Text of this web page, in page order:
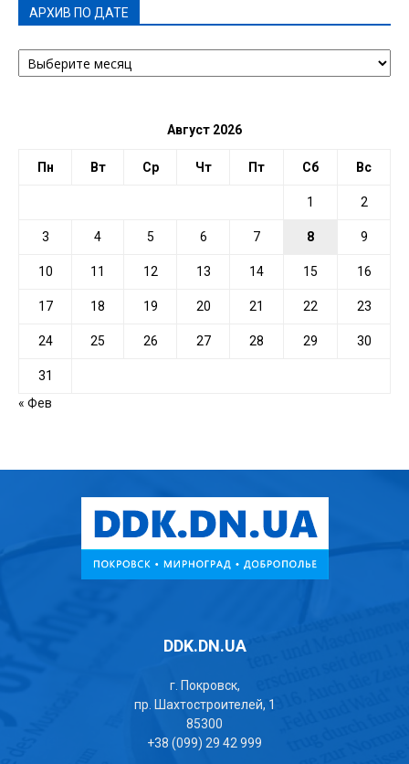
АРХИВ ПО ДАТЕ
АРХИВ
ПО
Август 2026
Пн Вт Ср Чт Пт Сб Вс
1 2
3 4 5 6 7 8 9
10 11 12 13 14 15 16
17 18 19 20 21 22 23
24 25 26 27 28 29 30
31
« Фев
DDK.DN.UA
г. Покровск,
пр. Шахтостроителей, 1
85300
+38 (099) 29 42 999